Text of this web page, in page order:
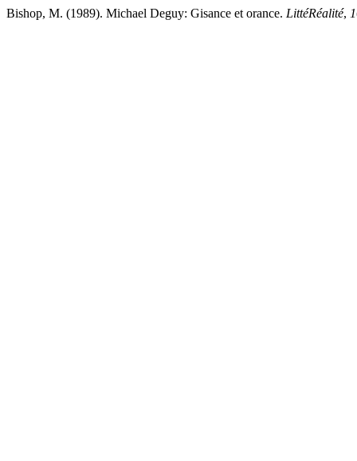
Bishop, M. (1989). Michael Deguy: Gisance et orance. LittéRéalité, 1